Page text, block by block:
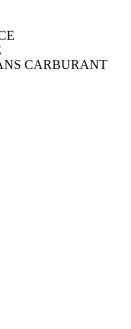
CARBURANT